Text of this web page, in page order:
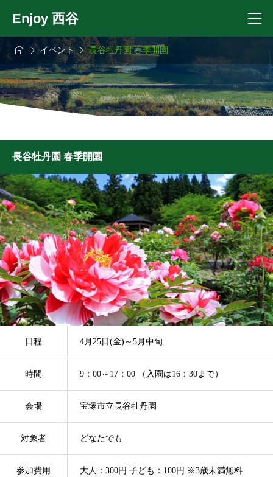
Enjoy 西谷
 イベント長谷牡丹園 春季開園
長谷牡丹園 春季開園
日程 4月25日(金)～5月中旬
時間 9：00～17：00 （入園は16：30まで）
会場 宝塚市立長谷牡丹園
対象者 どなたでも
参加費用 大人：300円 子ども：100円 ※3歳未満無料